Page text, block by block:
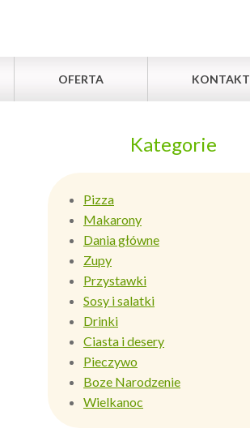
OFERTA KONTAKT
Kategorie
Pizza
Makarony
Dania główne
Zupy
Przystawki
Sosy i salatki
Drinki
Ciasta i desery
Pieczywo
Boze Narodzenie
Wielkanoc